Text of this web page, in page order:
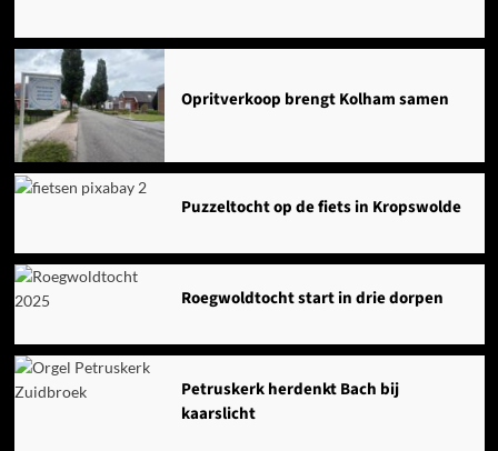
Opritverkoop brengt Kolham samen
Puzzeltocht op de fiets in Kropswolde
Roegwoldtocht start in drie dorpen
Petruskerk herdenkt Bach bij
kaarslicht